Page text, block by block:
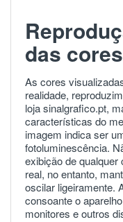
das
As cores
realidade,
loja sinalgrafico.pt,
características do
imagem indica ser
fotoluminescência.
exibição de qualquer
real, no entanto,
oscilar ligeiramente.
consoante o
monitores e outros